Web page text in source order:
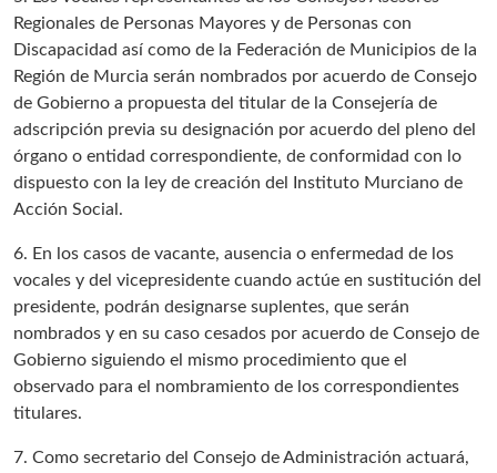
Regionales de Personas Mayores y de Personas con
Discapacidad así como de la Federación de Municipios de la
Región de Murcia serán nombrados por acuerdo de Consejo
de Gobierno a propuesta del titular de la Consejería de
adscripción previa su designación por acuerdo del pleno del
órgano o entidad correspondiente, de conformidad con lo
dispuesto con la ley de creación del Instituto Murciano de
Acción Social.
6. En los casos de vacante, ausencia o enfermedad de los
vocales y del vicepresidente cuando actúe en sustitución del
presidente, podrán designarse suplentes, que serán
nombrados y en su caso cesados por acuerdo de Consejo de
Gobierno siguiendo el mismo procedimiento que el
observado para el nombramiento de los correspondientes
titulares.
7. Como secretario del Consejo de Administración actuará,